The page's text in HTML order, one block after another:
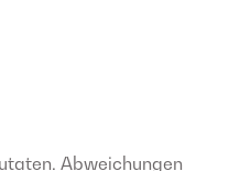
Abweichungen